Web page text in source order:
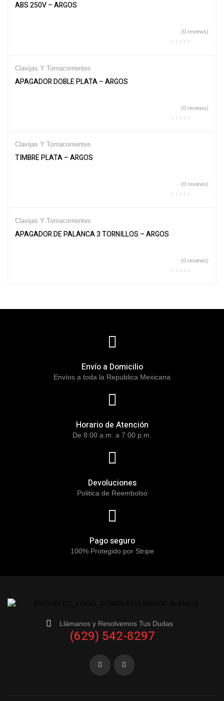
ABS 250V – ARGOS
(0 reviews)
Clavijas Y Tomacorrientes
APAGADOR DOBLE PLATA – ARGOS
(0 reviews)
Clavijas Y Tomacorrientes
TIMBRE PLATA – ARGOS
(0 reviews)
Clavijas Y Tomacorrientes
APAGADOR DE PALANCA 3 TORNILLOS – ARGOS
(0 reviews)
Envío a Domicilio
Envíos a toda la Republica Mexicana
Horario de Atención
De 8:00 a.m. a 7:00 p.m.
Devoluciones
Politica de Reembolso
Pago seguro
100% Protegido por Stripe
Llámanos y Resolvemos Tus Dudas
(629) 542-8297